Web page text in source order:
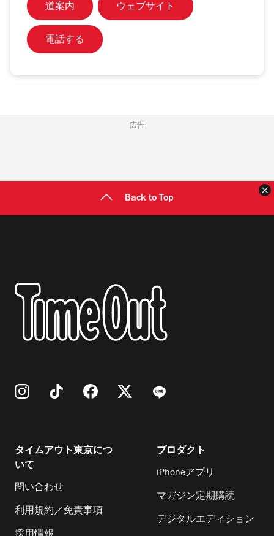
道案内 ウェブサイト
電話する
広告
Back to Top
タイムアウト東京につ
いて
問い合わせ
利用規約／免責事項
プロダクト
iPhoneアプリ
マガジン定期購読
デジタルエディション